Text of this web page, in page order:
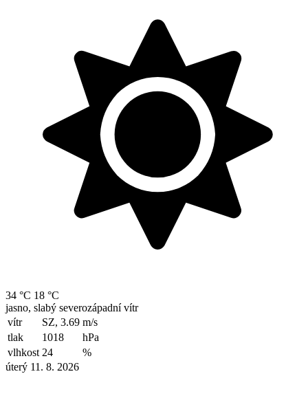
34 °C 18 °C
jasno, slabý severozápadní vítr
vítr
SZ, 3.69 m/s
tlak
1018
hPa
vlhkost 24
%
úterý 11. 8. 2026